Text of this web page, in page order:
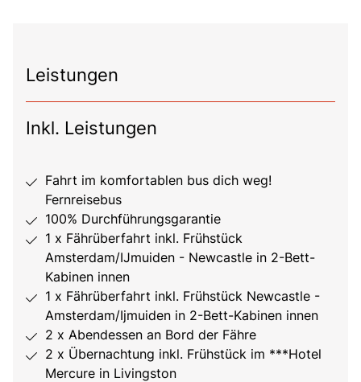
Leistungen
Inkl. Leistungen
Fahrt im komfortablen bus dich weg!
Fernreisebus
100% Durchführungsgarantie
1 x Fährüberfahrt inkl. Frühstück
Amsterdam/IJmuiden - Newcastle in 2-Bett-
Kabinen innen
1 x Fährüberfahrt inkl. Frühstück Newcastle -
Amsterdam/Ijmuiden in 2-Bett-Kabinen innen
2 x Abendessen an Bord der Fähre
2 x Übernachtung inkl. Frühstück im ***Hotel
Mercure in Livingston